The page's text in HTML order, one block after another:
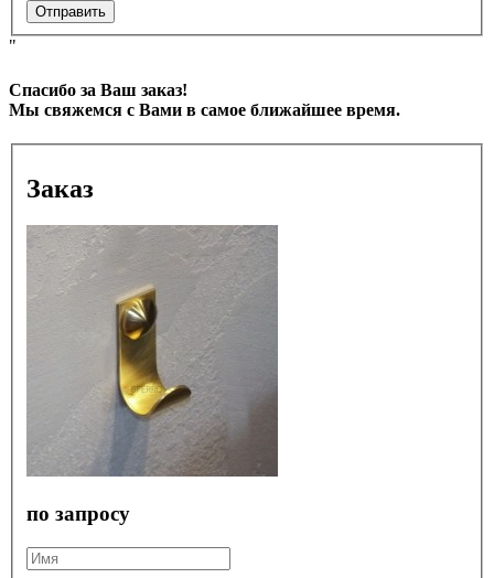
Отправить
"
Спасибо за Ваш заказ!
Мы свяжемся с Вами в самое ближайшее время.
Заказ
по запросу